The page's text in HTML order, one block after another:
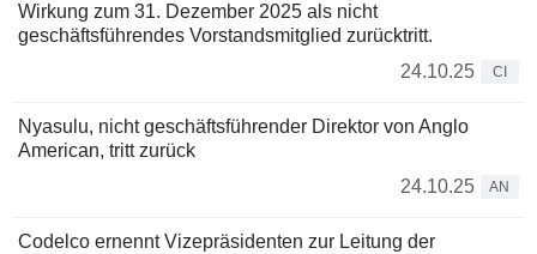
Wirkung zum 31. Dezember 2025 als nicht
geschäftsführendes Vorstandsmitglied zurücktritt.
24.10.25
CI
Nyasulu, nicht geschäftsführender Direktor von Anglo
American, tritt zurück
24.10.25
AN
Codelco ernennt Vizepräsidenten zur Leitung der